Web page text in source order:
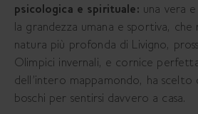
psicologica e spirituale: una vera
la grandezza umana e sportiva,
natura più profonda di Livigno,
Olimpici invernali, e cornice
dell’intero mappamondo, ha scelto
boschi per sentirsi davvero a casa.